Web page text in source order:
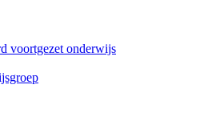
voortgezet onderwijs